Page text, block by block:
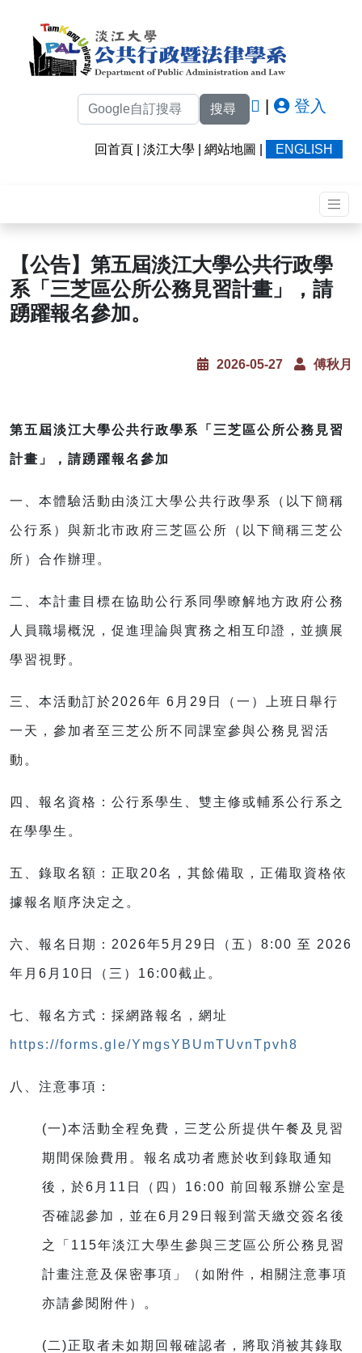
搜尋 登入
回首頁 淡江大學 網站地圖 ENGLISH
【公告】第五屆淡江大學公共行政學
系「三芝區公所公務見習計畫」，請
踴躍報名參加。
2026-05-27 傅秋月
第五屆淡江大學公共行政學系「三芝區公所公務見習
計畫」，請踴躍報名參加
一、本體驗活動由淡江大學公共行政學系（以下簡稱
公行系）與新北市政府三芝區公所（以下簡稱三芝公
所）合作辦理。
二、本計畫目標在協助公行系同學瞭解地方政府公務
人員職場概況，促進理論與實務之相互印證，並擴展
學習視野。
三、本活動訂於2026年 6月29日（一）上班日舉行
一天，參加者至三芝公所不同課室參與公務見習活
動。
四、報名資格：公行系學生、雙主修或輔系公行系之
在學學生。
五、錄取名額：正取20名，其餘備取，正備取資格依
據報名順序決定之。
六、報名日期：2026年5月29日（五）8:00 至 2026
年月6月10日（三）16:00截止。
七、報名方式：採網路報名，網址
https://forms.gle/YmgsYBUmTUvnTpvh8
八、注意事項：
(一)本活動全程免費，三芝公所提供午餐及見習
期間保險費用。報名成功者應於收到錄取通知
後，於6月11日（四）16:00 前回報系辦公室是
否確認參加，並在6月29日報到當天繳交簽名後
之「115年淡江大學生參與三芝區公所公務見習
計畫注意及保密事項」（如附件，相關注意事項
亦請參閱附件）。
(二)正取者未如期回報確認者，將取消被其錄取